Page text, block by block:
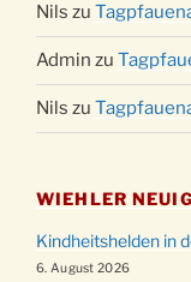
Nils zu
Admin zu
Nils zu
WIEHLER
Kindheitshelden in
6. August 2026